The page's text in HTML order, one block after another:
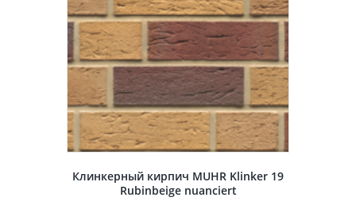
Клинкерный кирпич MUHR Klinker 19
Rubinbeige nuanciert